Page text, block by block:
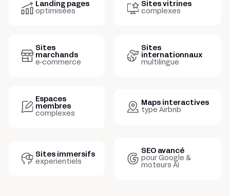
Landing pages
optimisées
Sites vitrines
complexes
Sites
marchands
e-commerce
Sites
internationnaux
multilingue
Espaces
membres
complexes
Maps interactives
type Airbnb
Sites immersifs
experientiels
SEO avancé
pour Google &
moteurs AI